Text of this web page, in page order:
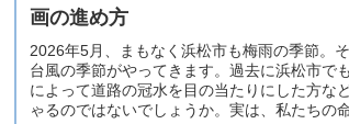
画の進め方
2026年5月、まもなく浜松市も梅雨の季節。
台風の季節がやってきます。過去に浜松市で
によって道路の冠水を目の当たりにした方な
ゃるのではないでしょうか。実は、私たちの